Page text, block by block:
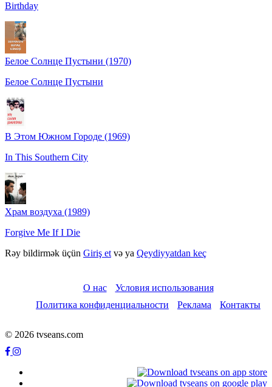
Birthday
Белое Солнце Пустыни (1970)
Белое Солнце Пустыни
В Этом Южном Городе (1969)
In This Southern City
Храм воздуха (1989)
Forgive Me If I Die
Rəy bildirmək üçün Giriş et və ya Qeydiyyatdan keç
О нас
Условия использования
Политика конфиденциальности
Реклама Контакты
© 2026 tvseans.com